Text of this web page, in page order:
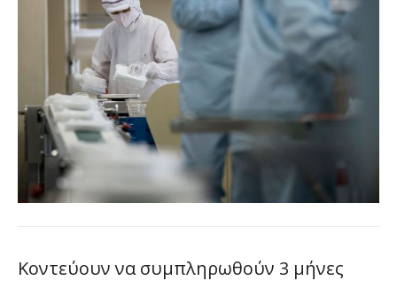
Κοντεύουν να συμπληρωθούν 3 μήνες